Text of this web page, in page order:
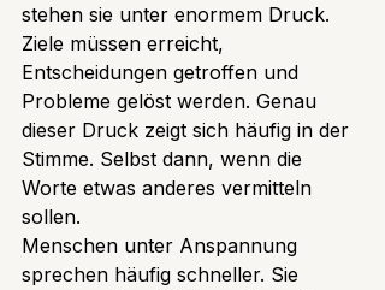
stehen sie unter enormem Druck.
Ziele müssen erreicht,
Entscheidungen getroffen und
Probleme gelöst werden. Genau
dieser Druck zeigt sich häufig in der
Stimme. Selbst dann, wenn die
Worte etwas anderes vermitteln
sollen.
Menschen unter Anspannung
sprechen häufig schneller. Sie